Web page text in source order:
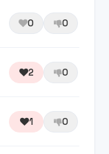
0 0
2 0
1 0